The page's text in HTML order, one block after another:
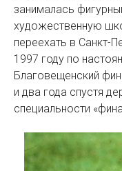
занималась
художественную
переехать в Санкт-
1997 году по
Благовещенский
и два года спустя
специальности